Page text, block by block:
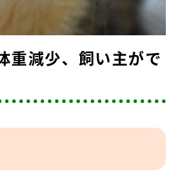
重減少、飼い主がで